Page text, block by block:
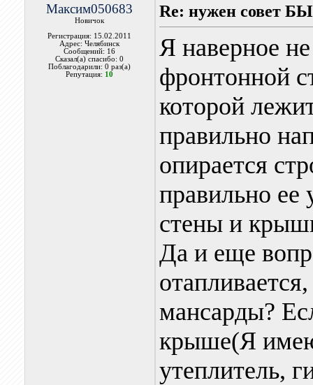
Максим050683
Новичок
Регистрация: 15.02.2011
Адрес: Челябинск
Сообщений: 16
Сказал(а) спасибо: 0
Поблагодарили: 0 раз(а)
Репутация: 10
Re: нужен совет
Я наверное
фронтонной
которой
правильно
опирается
правильно ее
стены и
Да и еще
мансарды?
крыше(Я
утеплитель,